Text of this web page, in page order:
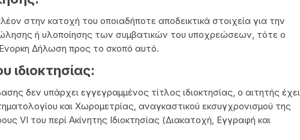
στην κατοχή του οποιαδήποτε αποδεικτικά στοιχεία για την
ή υλοποίησης των συμβατικών του υποχρεώσεων, τότε ο
Δήλωση προς το σκοπό αυτό.
ιδιοκτησίας:
δεν υπάρχει εγγεγραμμένος τίτλος ιδιοκτησίας, ο αιτητής έχει
και Χωρομετρίας, αναγκαστικού εκσυγχρονισμού της
VI του περί Ακίνητης Ιδιοκτησίας (Διακατοχή, Εγγραφή και